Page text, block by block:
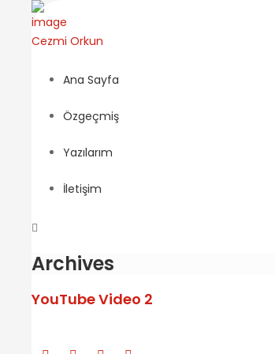
CezmiOrkun
Ana Sayfa
Özgeçmiş
Yazılarım
İletişim
Archives
YouTube Video 2